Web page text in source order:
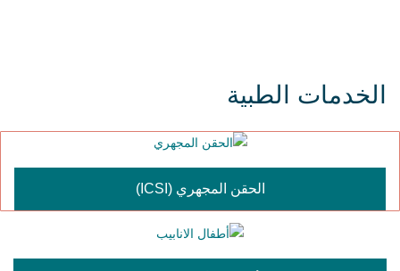
الخدمات الطبية
الحقن المجهري (ICSI)